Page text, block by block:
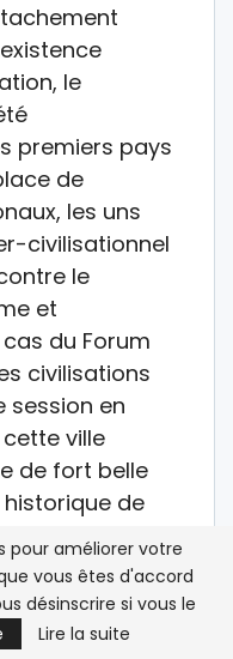
le
premiers pays
de
les uns
civilisationnel
le
et
cas du Forum
civilisations
session en
ville
de fort belle
de
fermement
pour améliorer votre
vous êtes d'accord
désinscrire si vous le
Lire la suite